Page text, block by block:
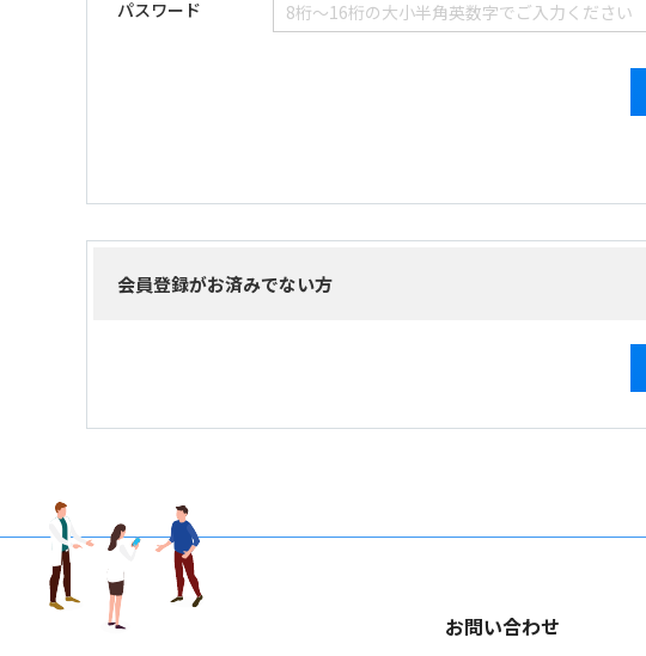
パスワード
会員登録がお済みでない方
お問い合わせ